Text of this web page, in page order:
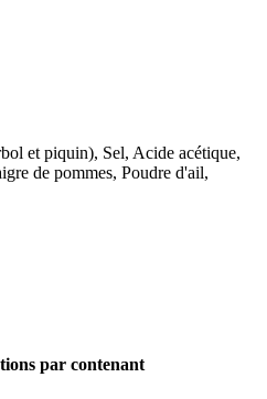
et piquin), Sel, Acide acétique,
de pommes, Poudre d'ail,
par contenant